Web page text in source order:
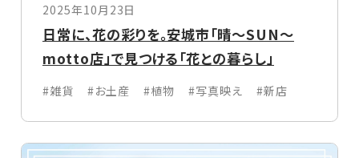
2025年10月23日
日常に、花の彩りを。安城市「晴〜SUN〜
motto店」で見つける「花との暮らし」
#雑貨 #お土産 #植物 #写真映え #新店